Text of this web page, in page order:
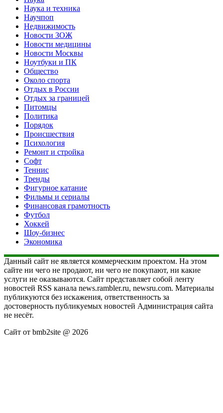
Наука и техника
Научпоп
Недвижимость
Новости ЗОЖ
Новости медицины
Новости Москвы
Ноутбуки и ПК
Общество
Около спорта
Отдых в России
Отдых за границей
Питомцы
Политика
Порядок
Происшествия
Психология
Ремонт и стройка
Софт
Теннис
Тренды
Фигурное катание
Фильмы и сериалы
Финансовая грамотность
Футбол
Хоккей
Шоу-бизнес
Экономика
Данный сайт не является коммерческим проектом. На этом
сайте ни чего не продают, ни чего не покупают, ни какие
услуги не оказываются. Сайт представляет собой ленту
новостей RSS канала news.rambler.ru, newsru.com. Материалы
публикуются без искажения, ответственность за
достоверность публикуемых новостей Администрация сайта
не несёт.
Сайт от bmb2site @ 2026